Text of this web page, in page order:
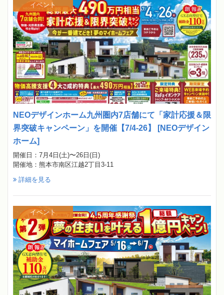
NEOデザインホーム九州圏内7店舗にて「家計応援＆限
界突破キャンペーン」を開催【7/4-26】 [NEOデザイン
ホーム]
開催日：7月4日(土)〜26日(日)
開催地：熊本市南区江越2丁目3-11
詳細を見る
イベント
イベント